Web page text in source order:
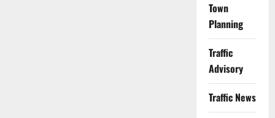
Town
Planning
Traffic
Advisory
Traffic News